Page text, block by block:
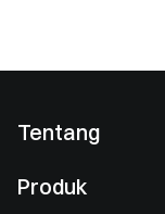
Tentang
Produk